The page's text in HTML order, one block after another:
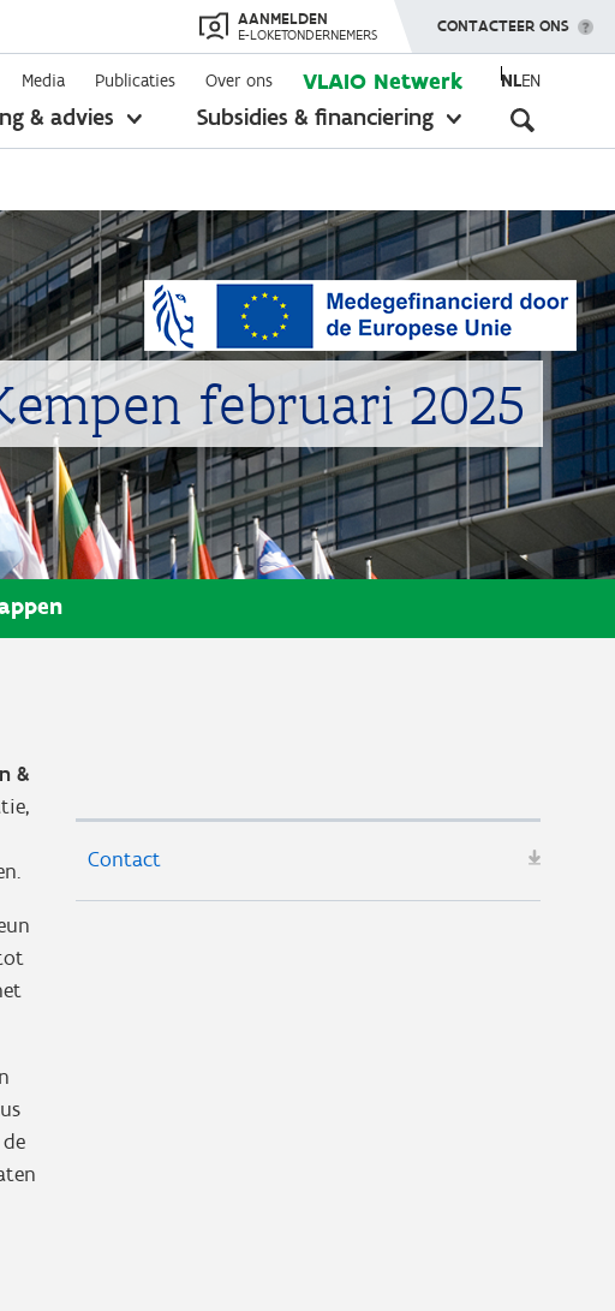
AANMELDEN
E-LOKETONDERNEMERS TOON MENU
CONTACTEER ONS
Media Publicaties Over ons VLAIO Netwerk NLEN
& advies
toon
Subsidies & financiering
toon
februari 2025
&
Contact